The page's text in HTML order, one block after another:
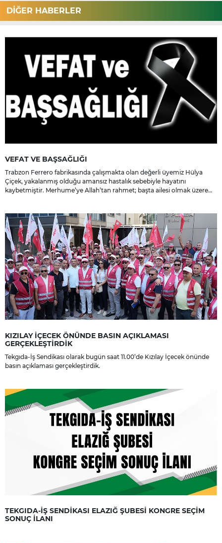
DİĞER HABERLER
VEFAT VE BAŞSAĞLIĞI
Trabzon Ferrero fabrikasında çalışmakta olan değerli üyemiz Hülya
Çiçek, yakalanmış olduğu amansız hastalık sebebiyle hayatını
kaybetmiştir. Merhume’ye Allah’tan rahmet; başta ailesi olmak üzere
KIZILAY İÇECEK ÖNÜNDE BASIN AÇIKLAMASI
GERÇEKLEŞTİRDİK
Tekgıda-İş Sendikası olarak bugün saat 11.00’de Kızılay İçecek önünde
basın açıklaması gerçekleştirdik.
TEKGIDA-İŞ SENDİKASI ELAZIĞ ŞUBESİ KONGRE SEÇİM
SONUÇ İLANI